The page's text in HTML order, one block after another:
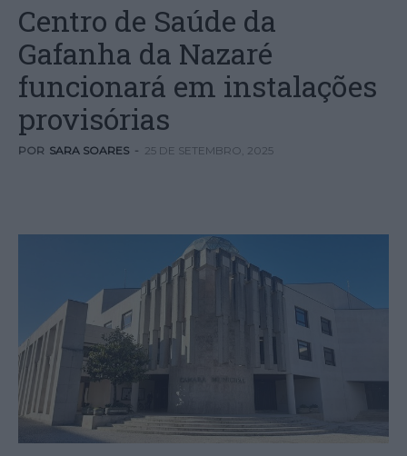
Centro de Saúde da
Gafanha da Nazaré
funcionará em instalações
provisórias
POR SARA SOARES - 25 DE SETEMBRO, 2025